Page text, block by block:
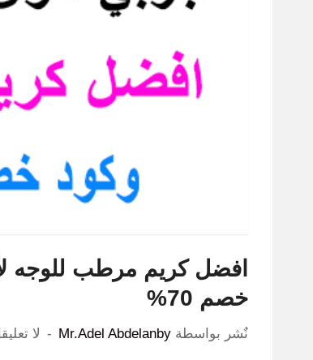
افضل كريم مرطب للوجه
خصم 70%
نٌشر بواسطة Mr.Adel Abdelanby لا